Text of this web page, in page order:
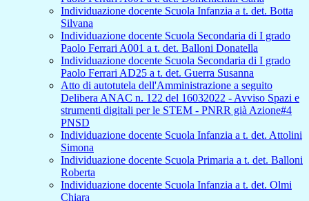
Individuazione docente Scuola Infanzia a t. det. Botta
Silvana
Individuazione docente Scuola Secondaria di I grado
Paolo Ferrari A001 a t. det. Balloni Donatella
Individuazione docente Scuola Secondaria di I grado
Paolo Ferrari AD25 a t. det. Guerra Susanna
Atto di autotutela dell'Amministrazione a seguito
Delibera ANAC n. 122 del 16032022 - Avviso Spazi e
strumenti digitali per le STEM - PNRR già Azione#4
PNSD
Individuazione docente Scuola Infanzia a t. det. Attolini
Simona
Individuazione docente Scuola Primaria a t. det. Balloni
Roberta
Individuazione docente Scuola Infanzia a t. det. Olmi
Chiara